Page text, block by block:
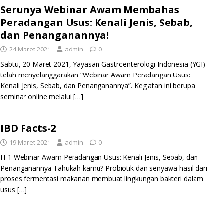
Serunya Webinar Awam Membahas
Peradangan Usus: Kenali Jenis, Sebab,
dan Penanganannya!
24 Maret 2021 admin 0
Sabtu, 20 Maret 2021, Yayasan Gastroenterologi Indonesia (YGI)
telah menyelanggarakan “Webinar Awam Peradangan Usus:
Kenali Jenis, Sebab, dan Penanganannya”. Kegiatan ini berupa
seminar online melalui […]
IBD Facts-2
19 Maret 2021 admin 0
H-1 Webinar Awam Peradangan Usus: Kenali Jenis, Sebab, dan
Penanganannya Tahukah kamu? Probiotik dan senyawa hasil dari
proses fermentasi makanan membuat lingkungan bakteri dalam
usus […]